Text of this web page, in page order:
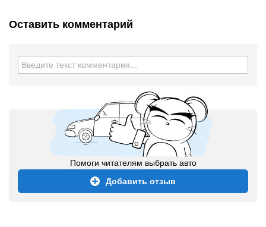
Оставить комментарий
Помоги читателям выбрать авто
Добавить отзыв